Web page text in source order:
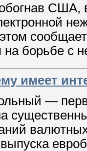
на борьбе с
имеет
—